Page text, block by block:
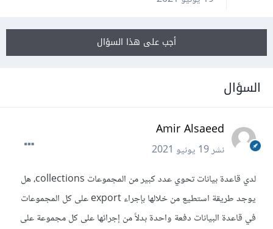
أجب على هذا السؤال
السؤال
Amir Alsaeed
نشر19 يونيو 2021
لدي قاعدة بيانات تحوي عدد كبير من المجموعات collections، هل
يوجد طريقة استطيع من خلالها بإجراء export على كل المجموعات
في قاعدة البيانات دفعة واحدة بدلاً من إجرائها على كل مجموعة على